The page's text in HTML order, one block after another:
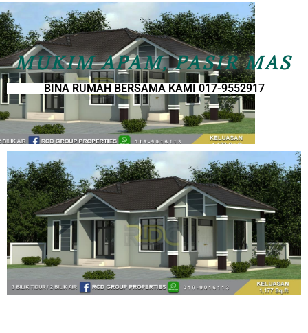
MUKIM APAM, PASIR MAS
BINA RUMAH BERSAMA KAMI 017-9552917